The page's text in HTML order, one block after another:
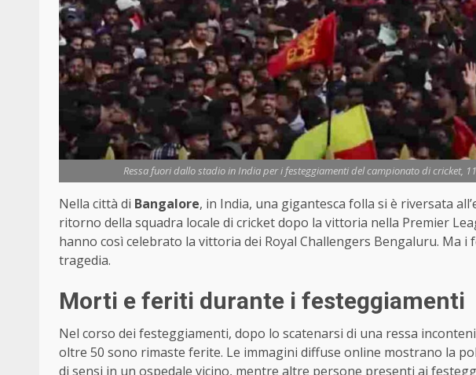
Ressa fuori dallo stadio in India per i festeggiamenti del campionato di cricket,
Nella città di Bangalore, in India, una gigantesca folla si è riversata
ritorno della squadra locale di cricket dopo la vittoria nella Premier
hanno così celebrato la vittoria dei Royal Challengers Bengaluru. Ma
tragedia.
Morti e feriti durante i festeggiamenti
Nel corso dei festeggiamenti, dopo lo scatenarsi di una ressa
oltre 50 sono rimaste ferite. Le immagini diffuse online mostrano la
di sensi in un ospedale vicino, mentre altre persone presenti ai